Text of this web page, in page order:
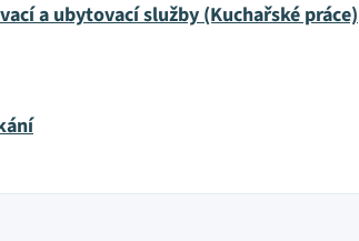
a ubytovací služby (Kuchařské práce)